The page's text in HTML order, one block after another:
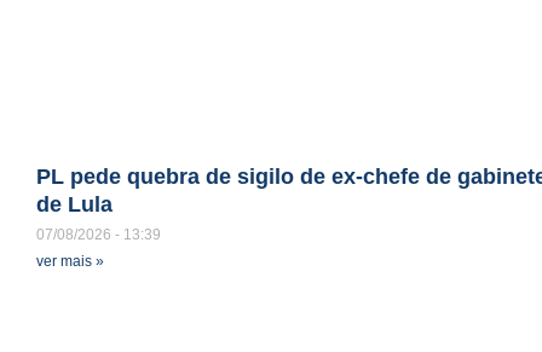
PL pede quebra de sigilo de ex-chefe de
de Lula
07/08/2026
13:39
ver mais »